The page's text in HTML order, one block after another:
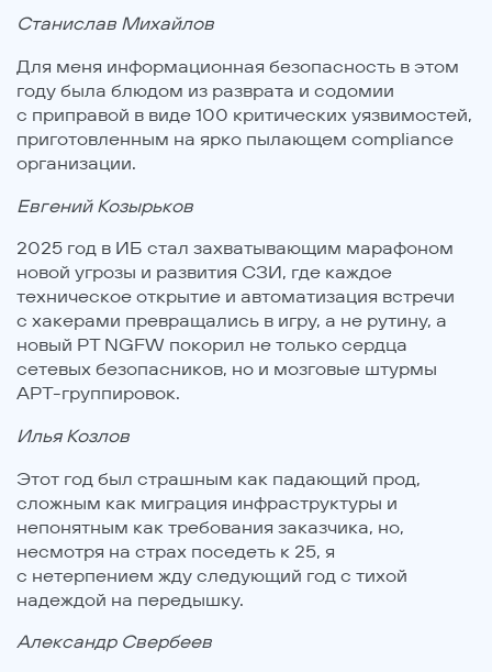
Станислав Михайлов
Для меня информационная безопасность в этом
году была блюдом из разврата и содомии
с приправой в виде 100 критических уязвимостей,
приготовленным на ярко пылающем compliance
организации.
Евгений Козырьков
2025 год в ИБ стал захватывающим марафоном
новой угрозы и развития СЗИ, где каждое
техническое открытие и автоматизация встречи
с хакерами превращались в игру, а не рутину, а
новый PT NGFW покорил не только сердца
сетевых безопасников, но и мозговые штурмы
APT-группировок.
Илья Козлов
Этот год был страшным как падающий прод,
сложным как миграция инфраструктуры и
непонятным как требования заказчика, но,
несмотря на страх поседеть к 25, я
с нетерпением жду следующий год с тихой
надеждой на передышку.
Александр Свербеев